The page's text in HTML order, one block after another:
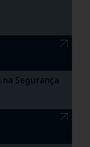
Segurança